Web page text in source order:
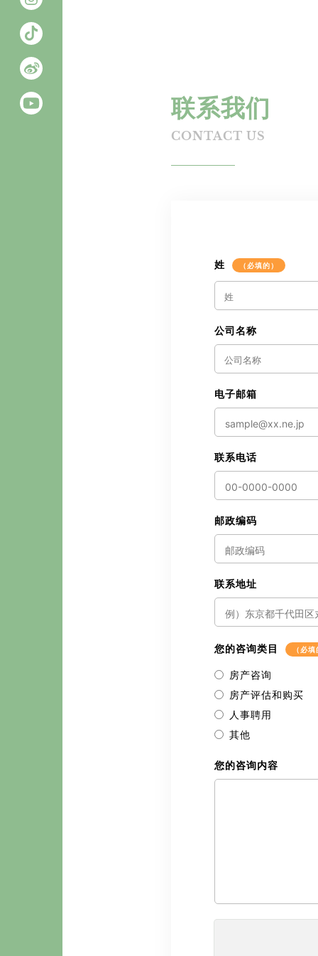
联系我们
姓 （必填的）
公司名称
电子邮箱
联系电话
邮政编码
联系地址
您的咨询类目 （必
房产咨询
房产评估和购买
人事聘用
其他
您的咨询内容